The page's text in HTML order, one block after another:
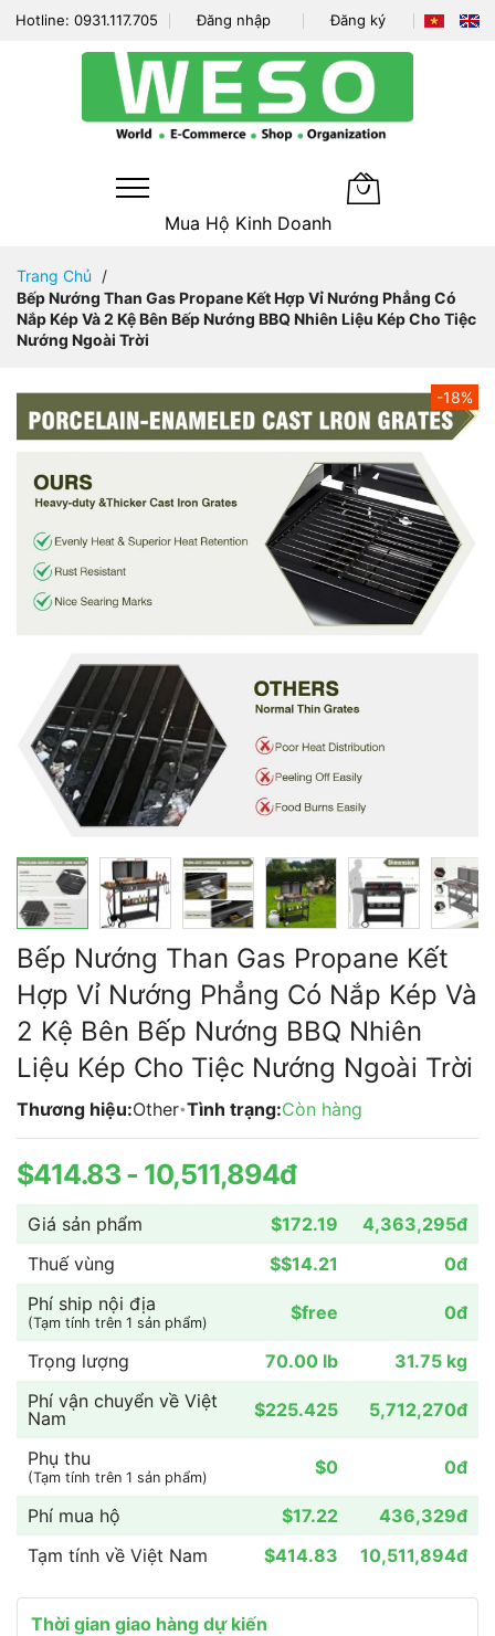
Hotline: 0931.117.705 Đăng nhập Đăng ký
Mua Hộ Kinh Doanh
nhanh
đến
nội
Trang Chủ
Bếp Nướng Than Gas Propane Kết Hợp Vỉ Nướng Phẳng Có
Nắp Kép Và 2 Kệ Bên Bếp Nướng BBQ Nhiên Liệu Kép Cho Tiệc
Nướng Ngoài Trời
Chuyển
đến
phần
đầu
của
viện
hình
ảnh
Chuyển
đến
phần
đầu
của
thư
viện
hình
ảnh
-18%
Bếp Nướng Than Gas Propane Kết
Hợp Vỉ Nướng Phẳng Có Nắp Kép Và
2 Kệ Bên Bếp Nướng BBQ Nhiên
Liệu Kép Cho Tiệc Nướng Ngoài Trời
Thương hiệu:Other•Tình trạng:Còn hàng
Giá sản phẩm $172.19
4,363,295đ
Thuế vùng
$$14.21
0đ
Phí ship nội địa
(Tạm tính trên 1 sản phẩm) $free 0đ
Trọng lượng 70.00 lb
31.75 kg
Phí vận chuyển về Việt
Nam
$225.425 5,712,270đ
Phụ thu
(Tạm tính trên 1 sản phẩm) $0 0đ
Phí mua hộ $17.22
436,329đ
Tạm tính về Việt Nam
$414.83 10,511,894đ
$414.83 - 10,511,894đ
Thời gian giao hàng dự kiến